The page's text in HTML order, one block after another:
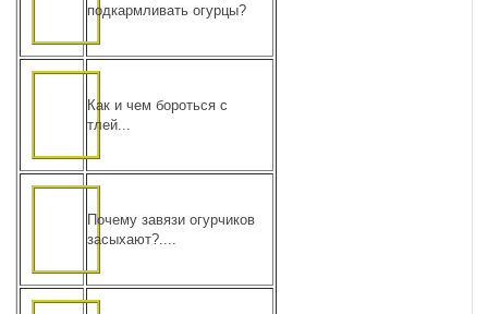
подкармливать огурцы?
Как и чем бороться с
тлей...
Почему завязи огурчиков
засыхают?....